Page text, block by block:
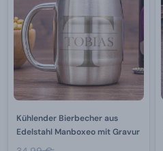
Kühlender Bierbecher aus
Edelstahl Manboxeo mit Gravur